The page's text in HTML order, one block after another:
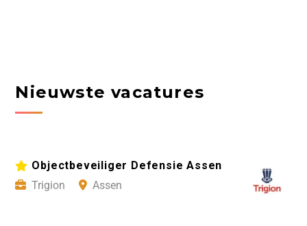
Nieuwste vacatures
Objectbeveiliger Defensie Assen
Trigion
Assen